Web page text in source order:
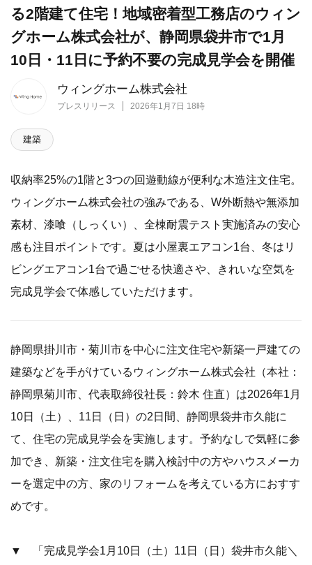
ウィングホーム株式会社
プレスリリース 2026年1月7日 18時
る2階建て住宅！地域密着型工務店のウィン
グホーム株式会社が、静岡県袋井市で1月
10日・11日に予約不要の完成見学会を開催
建築
収納率25%の1階と3つの回遊動線が便利な木造注文住宅。
ウィングホーム株式会社の強みである、W外断熱や無添加
素材、漆喰（しっくい）、全棟耐震テスト実施済みの安心
感も注目ポイントです。夏は小屋裏エアコン1台、冬はリ
ビングエアコン1台で過ごせる快適さや、きれいな空気を
完成見学会で体感していただけます。
静岡県掛川市・菊川市を中心に注文住宅や新築一戸建ての
建築などを手がけているウィングホーム株式会社（本社：
静岡県菊川市、代表取締役社長：鈴木 住直）は2026年1月
10日（土）、11日（日）の2日間、静岡県袋井市久能に
て、住宅の完成見学会を実施します。予約なしで気軽に参
加でき、新築・注文住宅を購入検討中の方やハウスメーカ
ーを選定中の方、家のリフォームを考えている方におすす
めです。
▼ 「完成見学会1月10日（土）11日（日）袋井市久能＼